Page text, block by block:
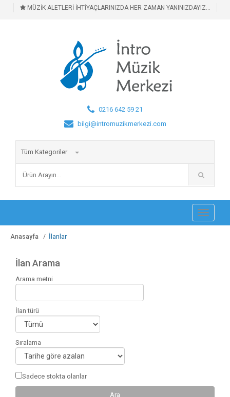
MÜZİK ALETLERİ İHTİYAÇLARINIZDA HER ZAMAN YANINIZDAYIZ...
0216 642 59 21
bilgi@intromuzikmerkezi.com
Tüm Kategoriler
Toggle
Anasayfa İlanlar
İlan Arama
Arama metni
İlan türü
Sıralama
Sadece stokta olanlar